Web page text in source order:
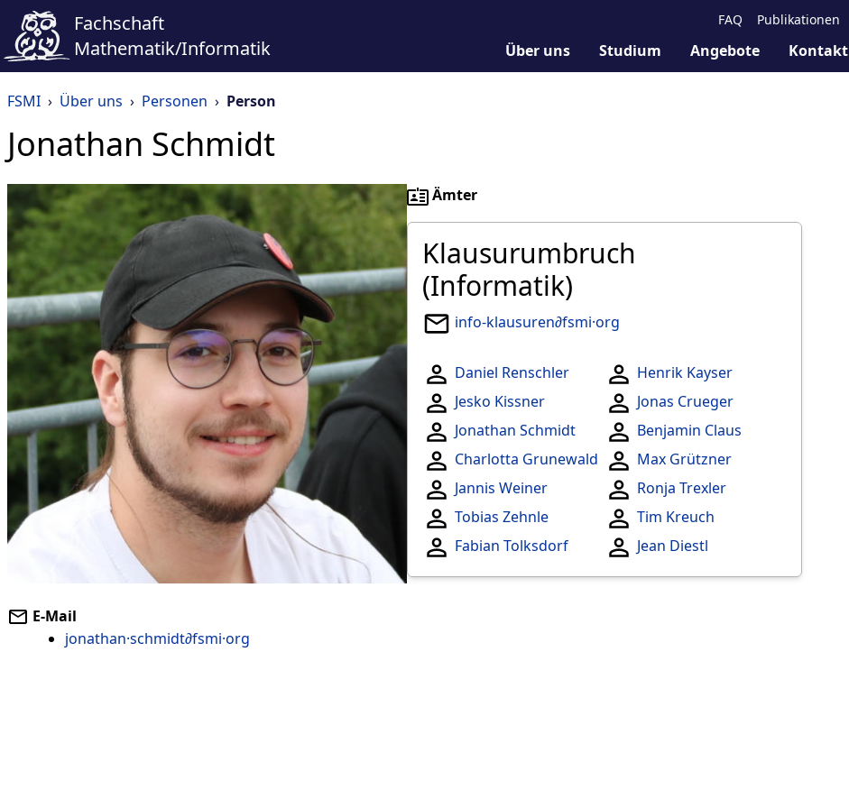
Fachschaft
Mathematik/Informatik
Über uns Studium Angebote Kontakt
FAQ Publikationen
FSMI › Über uns › Personen › Person
Jonathan Schmidt
E-Mail
jonathan·schmidt∂fsmi·org
Ämter
Klausurumbruch
(Informatik)
info-klausuren∂fsmi·org
Daniel Renschler
Henrik Kayser
Jesko Kissner
Jonas Crueger
Jonathan Schmidt
Benjamin Claus
Charlotta Grunewald
Max Grützner
Jannis Weiner
Ronja Trexler
Tobias Zehnle
Tim Kreuch
Fabian Tolksdorf
Jean Diestl